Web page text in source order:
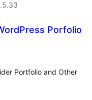
Porfolio
Portfolio and Other